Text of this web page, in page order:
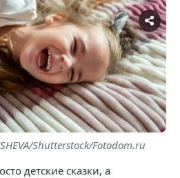
Shutterstock/Fotodom.ru
детские сказки, а